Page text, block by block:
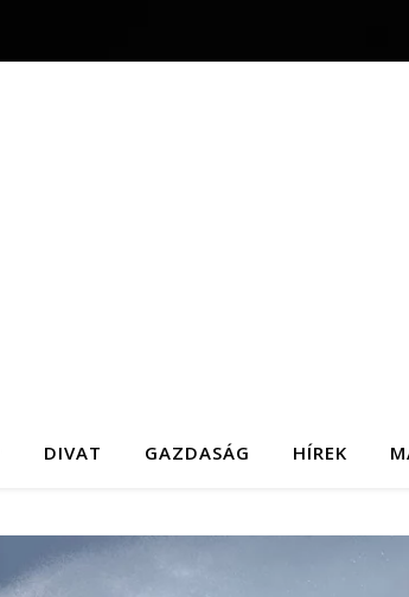
DIVAT GAZDASÁG HÍREK